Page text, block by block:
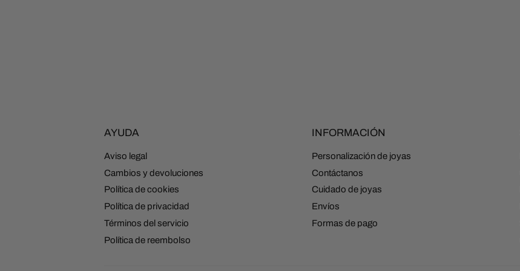
AYUDA
Aviso legal
Cambios y devoluciones
Política de cookies
Política de privacidad
Términos del servicio
Política de reembolso
INFORMACIÓN
Personalización de joyas
Contáctanos
Cuidado de joyas
Envíos
Formas de pago